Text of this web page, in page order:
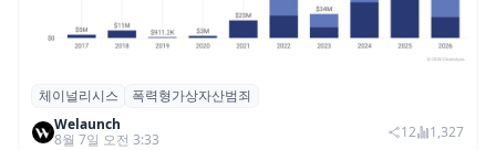
체이널리시스 “가상자산 보유자 대상 폭력
범죄 증가…상반기 탈취액 3000만 달러 돌파
체이널리시스
폭력형가상자산범죄
Welaunch
8월 7일 오전 3:33
12 1,327